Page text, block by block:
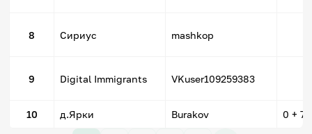
8 Сириус mashkop
9 Digital Immigrants VKuser109259383
10 д.Ярки Burakov 0 +